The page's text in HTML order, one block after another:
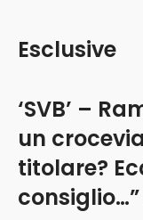
‘SVB’ –
un
titolare?
Esclusive